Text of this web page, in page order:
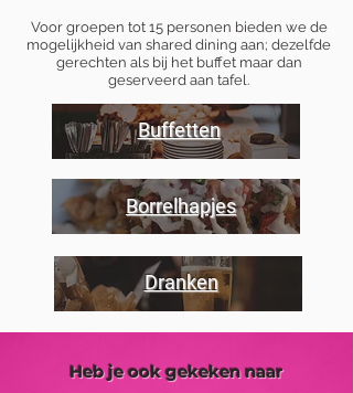
Voor groepen tot 15 personen bieden we de
mogelijkheid van shared dining aan; dezelfde
gerechten als bij het buffet maar dan
geserveerd aan tafel.
Buffetten
Borrelhapjes
Dranken
Heb je ook gekeken naar